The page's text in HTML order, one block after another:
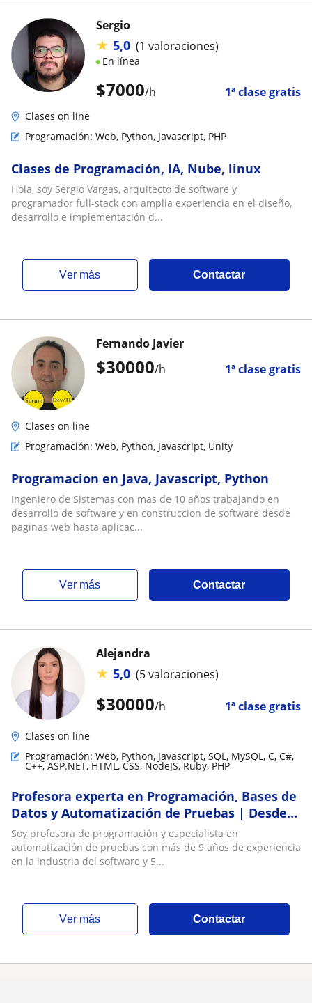
$7000/h 1ª clase gratis
Sergio
★ 5,0 (1 valoraciones)
En línea
Clases on line
Programación: Web, Python, Javascript, PHP
Clases de Programación, IA, Nube, linux
Hola, soy Sergio Vargas, arquitecto de software y
programador full-stack con amplia experiencia en el diseño,
desarrollo e implementación d...
ver más Contactar
$30000/h 1ª clase gratis
Fernando Javier
Clases on line
Programación: Web, Python, Javascript, Unity
Programacion en Java, Javascript, Python
Ingeniero de Sistemas con mas de 10 años trabajando en
desarrollo de software y en construccion de software desde
paginas web hasta aplicac...
ver más Contactar
$30000/h 1ª clase gratis
Alejandra
★ 5,0 (5 valoraciones)
Clases on line
Programación: Web, Python, Javascript, SQL, MySQL, C, C#,
C++, ASP.NET, HTML, CSS, NodeJS, Ruby, PHP
Profesora experta en Programación, Bases de
Datos y Automatización de Pruebas | Desde
cero hasta nivel avanzado
Soy profesora de programación y especialista en
automatización de pruebas con más de 9 años de experiencia
en la industria del software y 5...
ver más Contactar